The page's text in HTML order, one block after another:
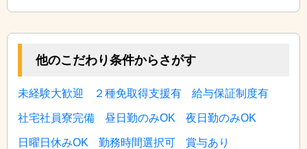
他のこだわり条件からさがす
未経験大歓迎 ２種免取得支援有 給与保証制度有
社宅社員寮完備 昼日勤のみOK 夜日勤のみOK
日曜日休みOK 勤務時間選択可 賞与あり